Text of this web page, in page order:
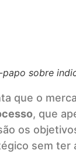
sobre
que o
, que
os
sem ter